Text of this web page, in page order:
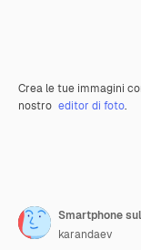
Crea le tue immagini
nostro editor di foto.
Smartphone
karandaev